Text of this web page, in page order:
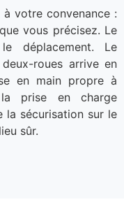
votre convenance :
vous précisez. Le
déplacement. Le
roues arrive en
en main propre à
prise en charge
la sécurisation sur le
sûr.